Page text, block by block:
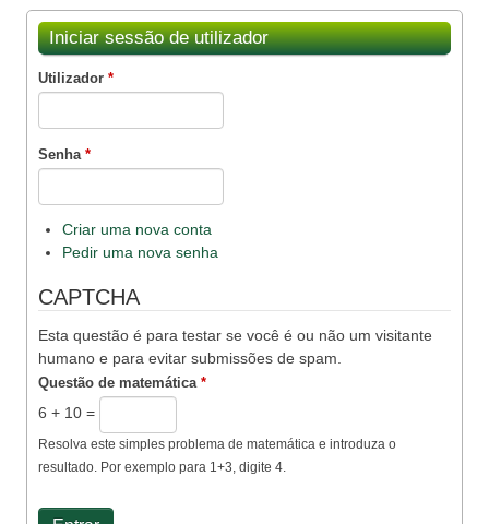
Iniciar sessão de utilizador
Utilizador *
Senha *
Criar uma nova conta
Pedir uma nova senha
CAPTCHA
Esta questão é para testar se você é ou não um visitante
humano e para evitar submissões de spam.
Questão de matemática *
6 + 10 =
Resolva este simples problema de matemática e introduza o
resultado. Por exemplo para 1+3, digite 4.